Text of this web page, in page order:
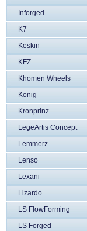
Inforged
K7
Keskin
KFZ
Khomen Wheels
Konig
Kronprinz
LegeArtis Concept
Lemmerz
Lenso
Lexani
Lizardo
LS FlowForming
LS Forged